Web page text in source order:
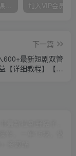
官方正品 全网VIP课程 无损下载~
下一篇
600+最新短剧双管
【详细教程】【揭